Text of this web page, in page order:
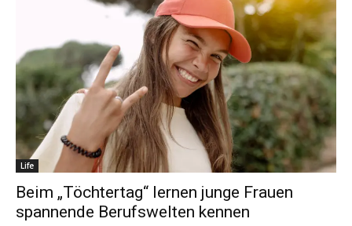
Life
Beim „Töchtertag“ lernen junge Frauen
spannende Berufswelten kennen